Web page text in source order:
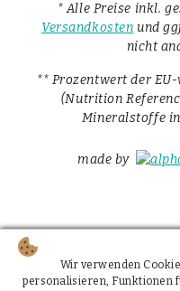
* Alle Preise inkl.
Versandkosten und
nicht
** Prozentwert der
(Nutrition
Mineralstoffe
made by
Wir verwenden
personalisieren, Funktionen